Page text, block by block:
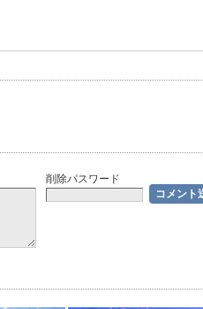
削除パスワード